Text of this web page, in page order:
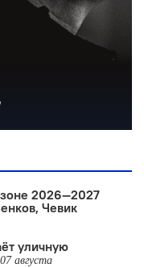
2026—2027
Чевик
уличную
августа